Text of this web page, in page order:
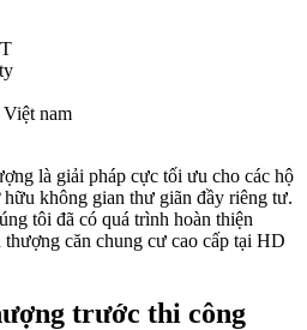
nam
là giải pháp cực tối ưu cho các hộ
không gian thư giãn đầy riêng tư.
tôi đã có quá trình hoàn thiện
căn chung cư cao cấp tại HD
trước thi công